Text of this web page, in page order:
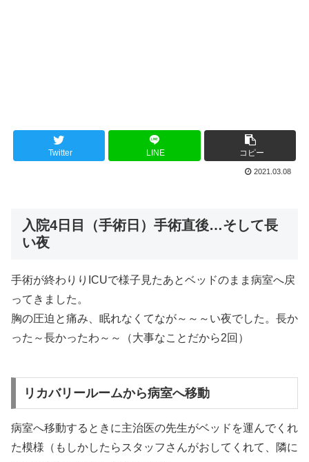
Twitter LINE コピー
2021.03.08
入院4日目（手術日）手術直後…そして長
い夜
手術が終わりりICUで様子見たあとベッドのまま病室へ戻
ってきました。
胸の圧迫と痛み、眠れなくてなが～～～い夜でした。長か
った～長かったわ～～（大事なことだから2回）
リカバリールームから病室へ移動
病室へ移動するときに主治医の先生がベッドを運んでくれ
た模様（もしかしたらスタッフさんがおしてくれて、隣に